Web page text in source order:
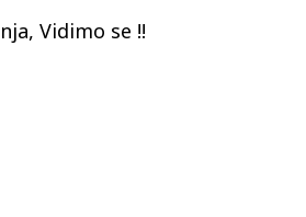
Vidimo se !!